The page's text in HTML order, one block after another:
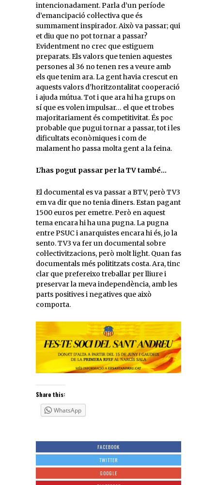
intencionadament. Parla d’un període
d’emancipació col·lectiva que és
summament inspirador. Això va passar; qui
et diu que no pot tornar a passar?
Evidentment no crec que estiguem
preparats. Els valors que tenien aquestes
persones al 36 no tenen res a veure amb
els que tenim ara. La gent havia crescut en
aquests valors d’horitzontalitat cooperació
i ajuda mútua. Tot i que ara hi ha grups on
sí que es volen impulsar… el que et trobes
majoritariament és competitivitat. És poc
probable que pugui tornar a passar, tot i les
dificultats econòmiques i com de
malament ho passa molta gent a la feina.
L’has pogut passar per la TV també…
El documental es va passar a BTV, però TV3
em va dir que no tenia diners. Estan pagant
1500 euros per emetre. Però en aquest
tema encara hi ha una pugna. La pugna
entre PSUC i anarquistes encara hi és, jo la
sento. TV3 va fer un documental sobre
col·lectivitzacions, però molt light. Quan fas
documentals més polititzats costa. Ara, tinc
clar que prefereixo treballar per lliure i
preservar la meva independència, amb les
parts positives i negatives que això
comporta.
Share this:
WhatsApp
FACEBOOK
TWITTER
GOOGLE